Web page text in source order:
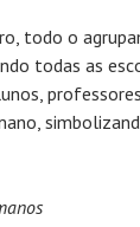
todo o
todas as